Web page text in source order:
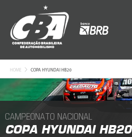
HOME COPA HYUNDAI HB20
CAMPEONATO NACIONAL
COPA HYUNDAI HB20